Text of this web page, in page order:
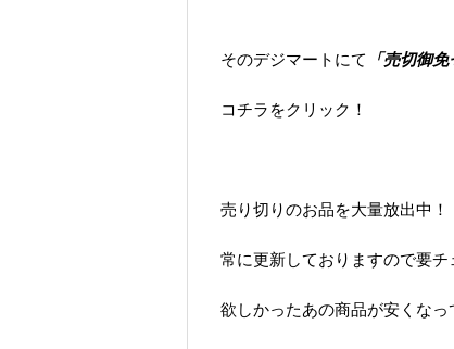
そのデジマートにて 「売切御
コチラをクリック！
売り切りのお品を大量放出中！
常に更新しておりますので要チ
欲しかったあの商品が安くなっ